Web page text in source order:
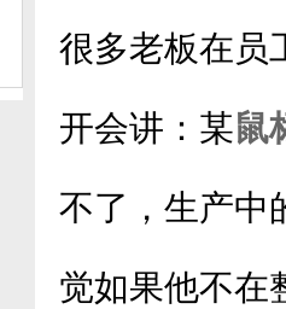
很多老板在员
开会讲：某鼠
不了，生产中
觉如果他不在